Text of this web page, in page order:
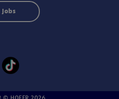
Jobs